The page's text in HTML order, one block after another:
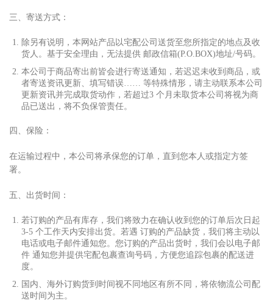
三、寄送⽅式：
除另有说明，本网站产品以宅配公司送货⾄您所指定的地点及收
货⼈ 。基于安全理由，无法提供 邮政信箱(P.O.BOX)地址/号码。
本公司于商品寄出前皆会进⾏寄送通知，若迟迟未收到商品，或
者寄送资讯更新、填写错误…… 等特殊情形，请主动联系本公司
更新资讯并完成取货动作，若超过3 个 ⽉ 未取货本公司将视为商
品已送出，将不负保管责任。
四、保险：
在运输过程中，本公司将承保您的订单，直到您本 ⼈或指定⽅签
署。
五、出货时间：
若订购的产品有库存，我们将致⼒在确认收到您的订单后次 ⽇ 起
3-5 个⼯作天内安排出货。若遇 订购的产品缺货，我们将主动以
电话或电⼦邮件通知您。您订购的产品出货时，我们会以电⼦邮
件 通知您并提供宅配包裹查询号码， ⽅便您追踪包裹的配送进
度。
国内、海外订购货到时间视不同地区有所不同，将依物流公司配
送时间为主。